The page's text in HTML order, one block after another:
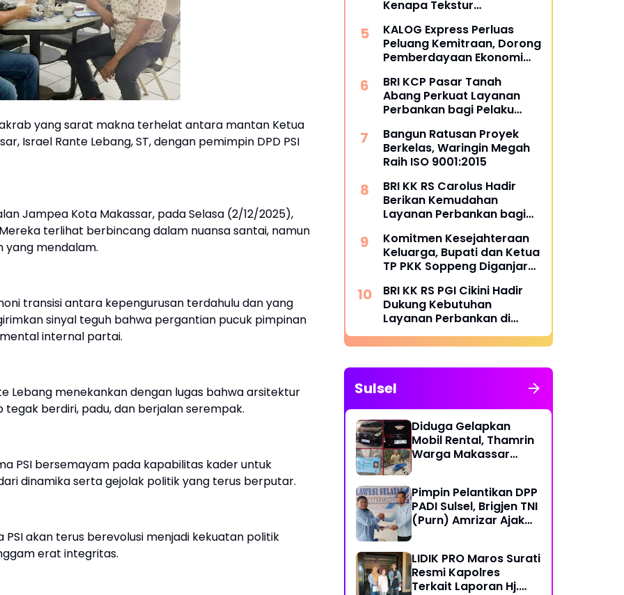
yang sarat makna terhelat antara mantan Ketua
Israel Rante Lebang, ST, dengan pemimpin DPD PSI
Jampea Kota Makassar, pada Selasa (2/12/2025),
terlihat berbincang dalam nuansa santai, namun
yang mendalam.
transisi antara kepengurusan terdahulu dan yang
sinyal teguh bahwa pergantian pucuk pimpinan
internal partai.
Lebang menekankan dengan lugas bahwa arsitektur
tegak berdiri, padu, dan berjalan serempak.
PSI bersemayam pada kapabilitas kader untuk
dinamika serta gejolak politik yang terus berputar.
akan terus berevolusi menjadi kekuatan politik
erat integritas.
Kenapa Tekstur
KALOG Express Perluas
Peluang Kemitraan, Dorong
Pemberdayaan Ekonomi
BRI KCP Pasar Tanah
Abang Perkuat Layanan
Perbankan bagi Pelaku
Pusat Grosir Terbesar di
Indonesia
Bangun Ratusan Proyek
Berkelas, Waringin Megah
Raih ISO 9001:2015
BRI KK RS Carolus Hadir
Berikan Kemudahan
Layanan Perbankan bagi
Masyarakat
Komitmen Kesejahteraan
Keluarga, Bupati dan Ketua
TP PKK Soppeng Diganjar
BKKBN
BRI KK RS PGI Cikini Hadir
Dukung Kebutuhan
Layanan Perbankan di
Lingkungan Rumah Sakit
Sulsel
Diduga Gelapkan
Mobil Rental, Thamrin
Warga Makassar
Pimpin Pelantikan DPP
PADI Sulsel, Brigjen TNI
(Purn) Amrizar Ajak
Dengan Hati Bersih
LIDIK PRO Maros Surati
Resmi Kapolres
Terkait Laporan Hj.